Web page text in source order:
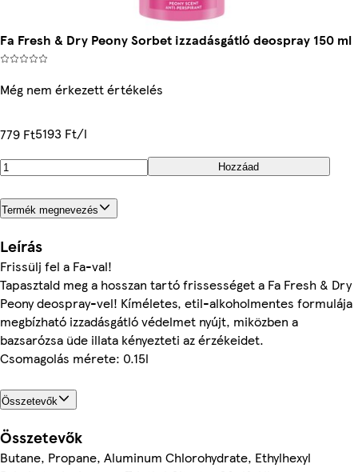
Fa Fresh & Dry Peony Sorbet izzadásgátló deospray 150 ml
Még nem érkezett értékelés
779 Ft5193 Ft/l
Hozzáad
Termék megnevezés
Leírás
Frissülj fel a Fa-val!
Tapasztald meg a hosszan tartó frissességet a Fa Fresh & Dry
Peony deospray-vel! Kíméletes, etil-alkoholmentes formulája
megbízható izzadásgátló védelmet nyújt, miközben a
bazsarózsa üde illata kényezteti az érzékeidet.
Csomagolás mérete: 0.15l
Összetevők
Összetevők
Butane, Propane, Aluminum Chlorohydrate, Ethylhexyl